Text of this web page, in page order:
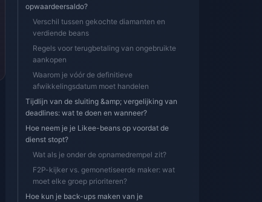
€ 294.28
€ 480.66
Nu kopen
opwaardeersaldo?
Verschil tussen gekochte diamanten en
verdiende beans
Regels voor terugbetaling van ongebruikte
aankopen
Waarom je vóór de definitieve
afwikkelingsdatum moet handelen
Tijdlijn van de sluiting &amp; vergelijking van
deadlines: wat te doen en wanneer?
Hoe neem je je Likee-beans op voordat de
dienst stopt?
Wat als je onder de opnamedrempel zit?
F2P-kijker vs. gemonetiseerde maker: wat
moet elke groep prioriteren?
Hoe kun je back-ups maken van je